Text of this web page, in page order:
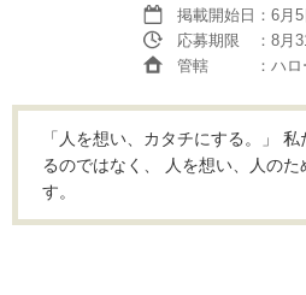
掲載開始日 ：6月
応募期限
：8月
管轄
：ハ
「人を想い、カタチにする。」
るのではなく、 人を想い、人の
す。